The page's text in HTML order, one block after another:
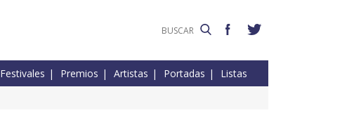
Festivales Premios Artistas Portadas Listas